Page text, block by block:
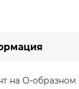
на О-образном